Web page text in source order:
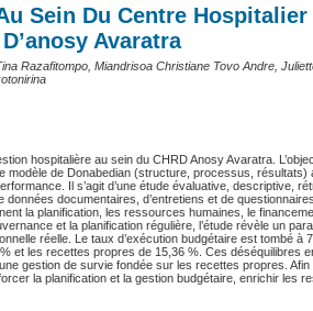
Sein Du Centre Hospitalier
Avaratra
Razafitompo, Miandrisoa Christiane Tovo Andre,
hospitalière au sein du CHRD Anosy Avaratra.
modèle de Donabedian (structure, processus, résultats)
Il s’agit d’une étude évaluative, descriptive,
données documentaires, d’entretiens et de
la planification, les ressources humaines, le
et la planification régulière, l’étude révèle un
réelle. Le taux d’exécution budgétaire est tombé à
et les recettes propres de 15,36 %. Ces déséquilibres
gestion de survie fondée sur les recettes propres. Afin
la planification et la gestion budgétaire, enrichir les